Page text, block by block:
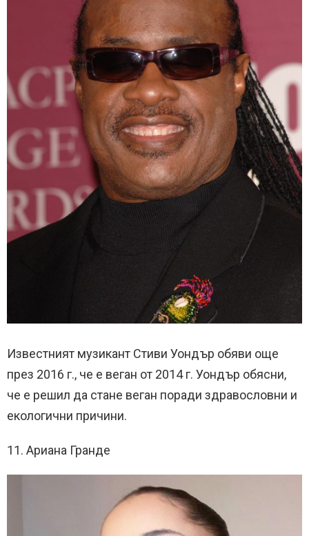
Известният музикант Стиви Уондър обяви още
през 2016 г., че е веган от 2014 г. Уондър обясни,
че е решил да стане веган поради здравословни и
екологични причини.
11. Ариана Гранде